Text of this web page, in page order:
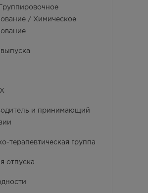
/ Химическое
и принимающий
терапевтическая группа
отпуска